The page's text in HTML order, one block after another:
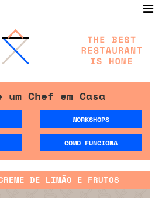
um Chef em Casa
WORKSHOPS
COMO FUNCIONA
DE LIMÃO E FRUTOS